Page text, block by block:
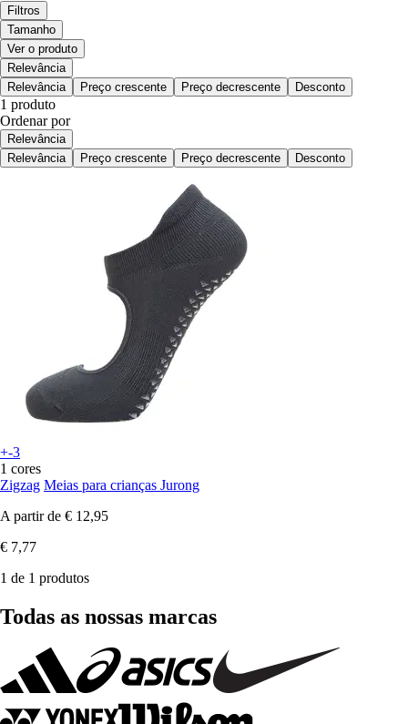
Filtros
Tamanho
Ver o produto
Relevância
Relevância
Preço crescente Preço decrescente Desconto
1 produto
Ordenar por
Relevância
Relevância
Preço crescente Preço decrescente Desconto
+-3
1 cores
Zigzag Meias para crianças Jurong
A partir de € 12,95
€ 7,77
1 de 1 produtos
Todas as nossas marcas